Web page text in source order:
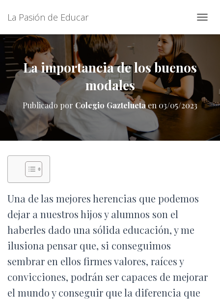
La Pasión de Educar
A
R
O
D
La importancia de los buenos
modales
Publicado por Colegio Gaztelueta en 03/05/2023
Una de las mejores herencias que podemos
dejar a nuestros hijos y alumnos son el
haberles dado una sólida educación, y me
ilusiona pensar que, si conseguimos
sembrar en ellos firmes valores, raíces y
convicciones, podrán ser capaces de mejorar
el mundo y conseguir que la diferencia que